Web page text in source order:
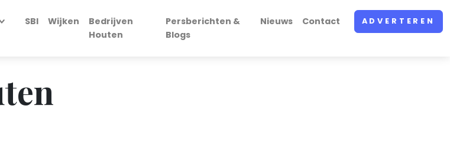
SBI Wijken
Bedrijven
Houten
Persberichten &
Blogs
Nieuws Contact ADVERTEREN